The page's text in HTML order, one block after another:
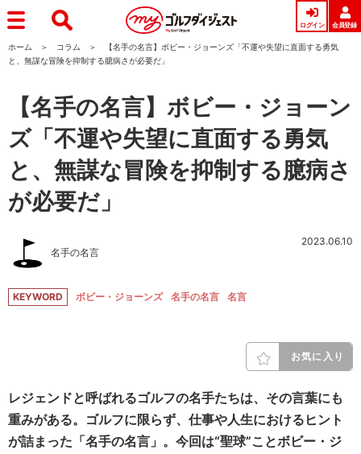
ログイン 会員登録
ホーム コラム
【名手の名言】ボビー・ジョーンズ「不運や失望に直面する勇気
と、無謀な冒険を抑制する臆病さが必要だ」
【名手の名言】ボビー・ジョーン
ズ「不運や失望に直面する勇気
と、無謀な冒険を抑制する臆病さ
が必要だ」
名手の名言
2023.06.10
KEYWORD ボビー・ジョーンズ 名手の名言 名言
お気に入り
レジェンドと呼ばれるゴルフの名手たちは、その言葉にも
重みがある。ゴルフに限らず、仕事や人生におけるヒント
が詰まった「名手の名言」。今回は“聖球”ことボビー・ジ